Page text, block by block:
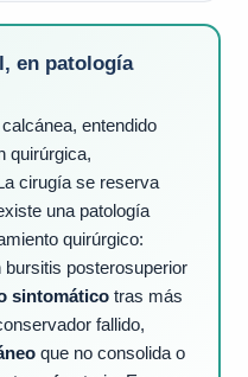
en patología
entendido
quirúrgica,
cirugía se reserva
una patología
quirúrgico:
bursitis posterosuperior
sintomáticotras más
fallido,
que no consolida o